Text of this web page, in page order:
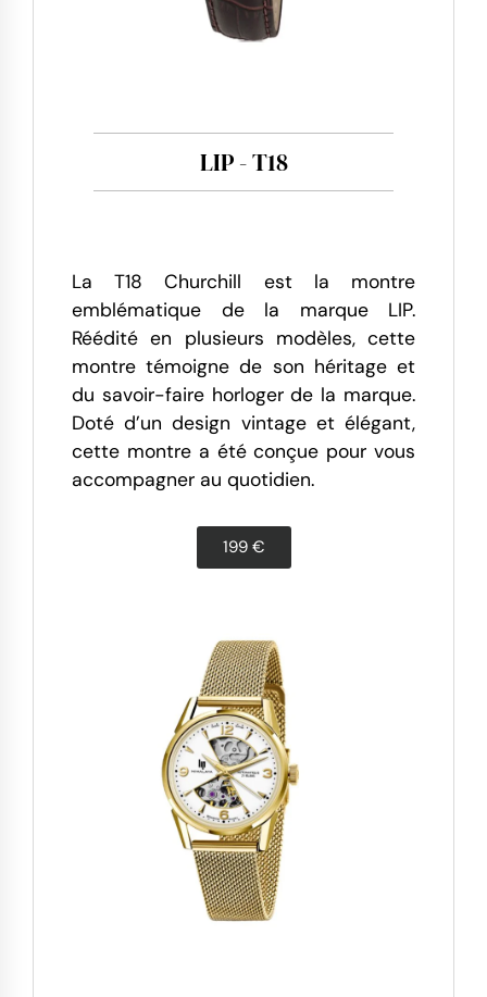
LIP - T18
La T18 Churchill est la montre
emblématique de la marque LIP.
Réédité en plusieurs modèles, cette
montre témoigne de son héritage et
du savoir-faire horloger de la marque.
Doté d’un design vintage et élégant,
cette montre a été conçue pour vous
accompagner au quotidien.
199 €